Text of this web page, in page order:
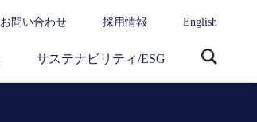
お問い合わせ 採用情報 English
サステナビリティ/ESG